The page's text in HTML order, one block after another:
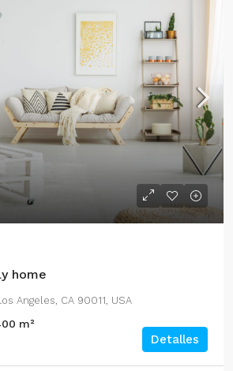
home
Angeles, CA 90011, USA
m²
Detalles